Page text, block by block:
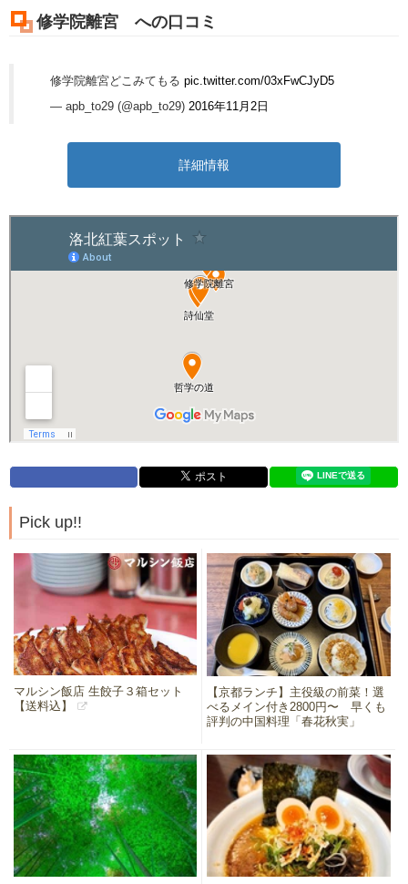
修学院離宮 への口コミ
修学院離宮どこみてもる pic.twitter.com/03xFwCJyD5
— apb_to29 (@apb_to29) 2016年11月2日
詳細情報
Pick up!!
マルシン飯店 生餃子３箱セット
【送料込】
【京都ランチ】主役級の前菜！選
べるメイン付き2800円〜 早くも
評判の中国料理「春花秋実」